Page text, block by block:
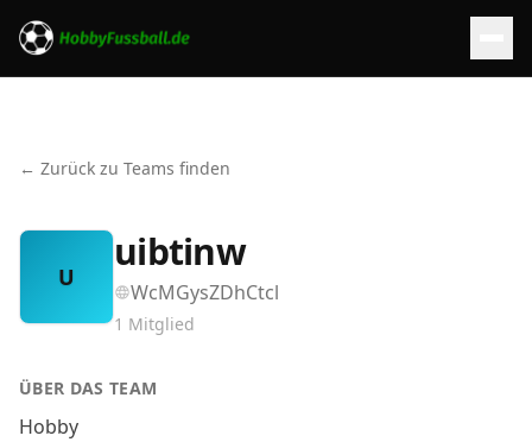
← Zurück zu Teams finden
U
uibtinw
WcMGysZDhCtcl
1 Mitglied
ÜBER DAS TEAM
Hobby